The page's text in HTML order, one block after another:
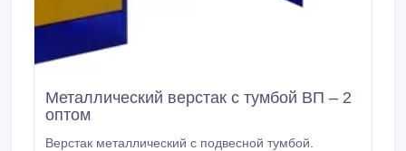
Металлический верстак с тумбой ВП – 2
оптом
Верстак металлический с подвесной тумбой.